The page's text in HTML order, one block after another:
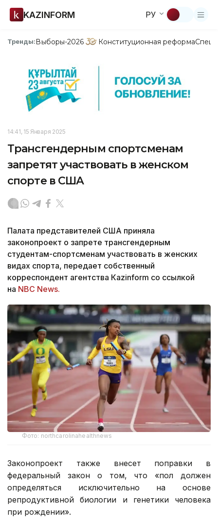
KAZINFORM РУ
Тренды:Выборы-2026 Конституционная реформа
14:41, 15 Января 2025
Трансгендерным спортсменам
запретят участвовать в женском
спорте в США
Палата представителей США приняла
законопроект о запрете трансгендерным
студентам-спортсменам участвовать в женских
видах спорта, передает собственный
корреспондент агентства Кazinform со ссылкой
на NBC News.
Фото: northcarolinahealthnews
Законопроект также внесет поправки в
федеральный закон о том, что «пол должен
определяться исключительно на основе
репродуктивной биологии и генетики человека
при рождении».